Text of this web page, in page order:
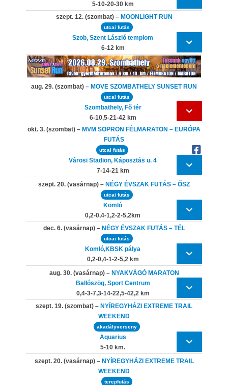
5-10-20-30 km
szept. 12. (szombat) – MOONLIGHT RUN
utcai futás
Szob, Szent László templom
6-12 km
aug. 29. (szombat) – MOVE SZOMBATHELY SUNSET RUN
utcai futás
Szombathely, Fő tér
6-10,5-21-42 km
okt. 3. (szombat) – MVM SOPRON FÉLMARATON – EURÓPA
FUTÁS
utcai futás
Városi Stadion, Káposztás u. 4
7-14-21 km
szept. 20. (vasárnap) – NÉGY ÉVSZAK FUTÁS – ŐSZ
utcai futás
Komló
0,2-0,4-1,2-2-5,2km
dec. 6. (vasárnap) – NÉGY ÉVSZAK FUTÁS – TÉL
utcai futás
Komló,KBSK pálya
0,2-0,4-1-2-5,2 km
aug. 30. (vasárnap) – NYAKVÁGÓ MARATON
Ballószög, Sport Centrum
0,4-3-7,3-14-22,5-42,2 km
szept. 19. (szombat) – NYÍREGYHÁZI EXTREME TRAIL
WEEKEND
akadályverseny
Aquarius
5-10 km.
szept. 20. (vasárnap) – NYÍREGYHÁZI EXTREME TRAIL
WEEKEND
terepfutás